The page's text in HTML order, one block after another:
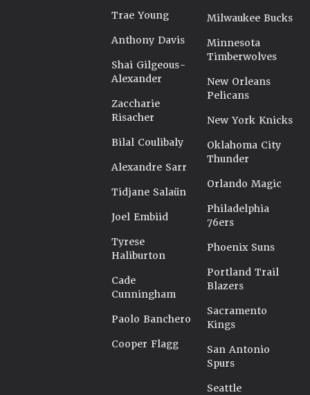
Trae Young
Anthony Davis
Shai Gilgeous-
Alexander
Zaccharie
Risacher
Bilal Coulibaly
Alexandre Sarr
Tidjane Salaün
Joel Embiid
Tyrese
Haliburton
Cade
Cunningham
Paolo Banchero
Cooper Flagg
Milwaukee Bucks
Minnesota
Timberwolves
New Orleans
Pelicans
New York Knicks
Oklahoma City
Thunder
Orlando Magic
Philadelphia
76ers
Phoenix Suns
Portland Trail
Blazers
Sacramento
Kings
San Antonio
Spurs
Seattle